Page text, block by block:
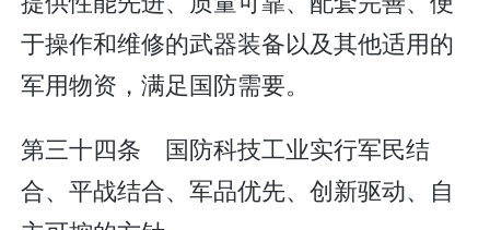
于操作和维修的武器装备以及其他适用的
军用物资，满足国防需要。
第三十四条 国防科技工业实行军民结
合、平战结合、军品优先、创新驱动、自